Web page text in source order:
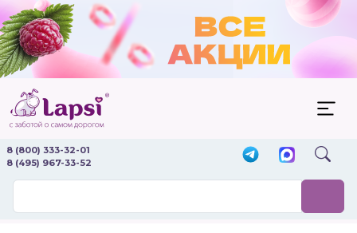
8 (800) 333-32-01
8 (495) 967-33-52